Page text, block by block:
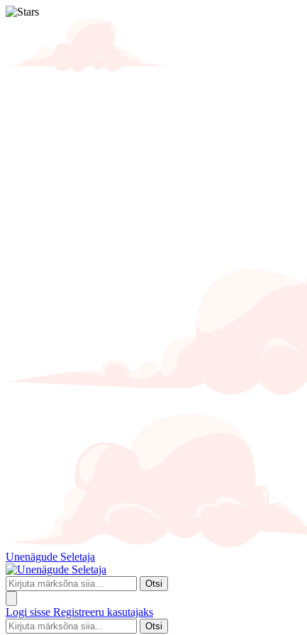
Unenägude Seletaja
Otsi
Logi sisse Registreeru kasutajaks
Otsi